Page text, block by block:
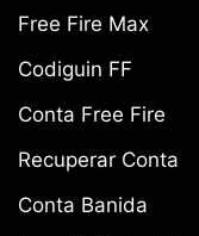
Free Fire Max
Codiguin FF
Conta Free Fire
Recuperar Conta
Conta Banida